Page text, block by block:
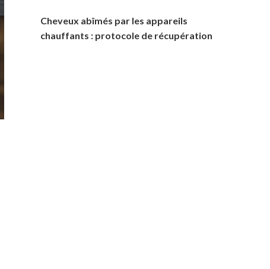
Cheveux abîmés par les appareils
chauffants : protocole de récupération